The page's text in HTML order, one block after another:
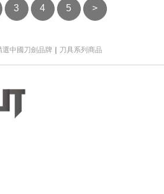
3 4 5 >
選中國刀劍品牌 ｜ 刀具系列商品